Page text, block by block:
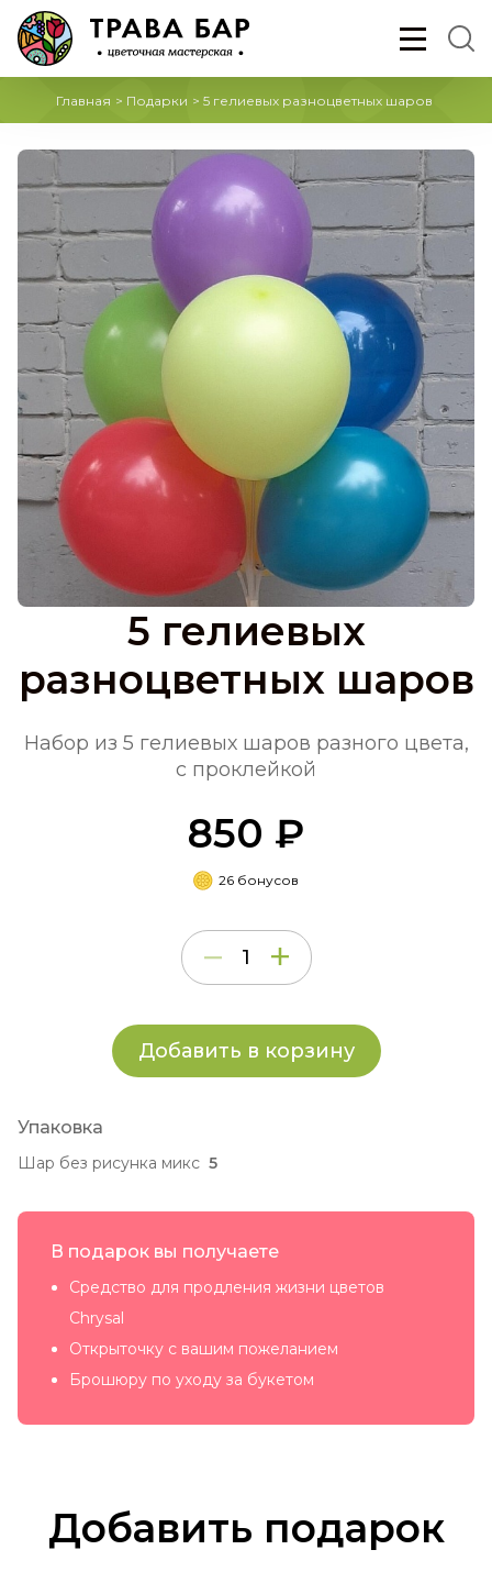
Главная > Подарки > 5 гелиевых разноцветных шаров
5 гелиевых
разноцветных шаров
Набор из 5 гелиевых шаров разного цвета,
с проклейкой
850 ₽
26 бонусов
Добавить в корзину
Упаковка
Шар без рисунка микс 5
В подарок вы получаете
Средство для продления жизни цветов
Chrysal
Открыточку с вашим пожеланием
Брошюру по уходу за букетом
Добавить подарок